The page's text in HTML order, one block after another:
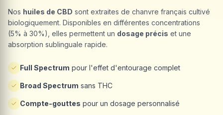
Nos huiles de CBD sont extraites de chanvre français cultivé
biologiquement. Disponibles en différentes concentrations
(5% à 30%), elles permettent un dosage précis et une
absorption sublinguale rapide.
Full Spectrum pour l'effet d'entourage complet
Broad Spectrum sans THC
Compte-gouttes pour un dosage personnalisé